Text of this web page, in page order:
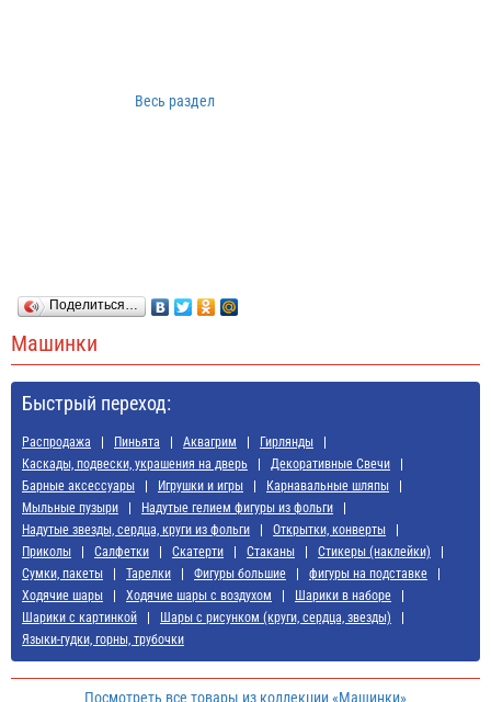
Весь раздел
Поделиться…
Машинки
Быстрый переход:
Распродажа Пиньята Аквагрим
Гирлянды
Каскады, подвески, украшения на дверь
Декоративные Свечи
Барные аксессуары
Игрушки и игры
Карнавальные шляпы
Мыльные пузыри
Надутые гелием фигуры из фольги
Надутые звезды, сердца, круги из фольги
Открытки, конверты
Приколы
Салфетки Скатерти Стаканы
Стикеры (наклейки)
Сумки, пакеты
Тарелки Фигуры большие
фигуры на подставке
Ходячие шары
Ходячие шары с воздухом
Шарики в наборе
Шарики с картинкой
Шары с рисунком (круги, сердца, звезды)
Языки-гудки, горны, трубочки
Посмотреть все товары из коллекции «Машинки»